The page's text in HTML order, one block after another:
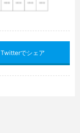
Twitterでシェア